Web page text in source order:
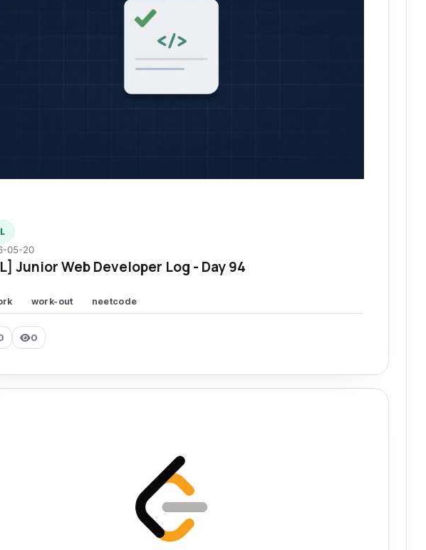
05-20
Junior Web Developer Log - Day 94
work-out neetcode
0